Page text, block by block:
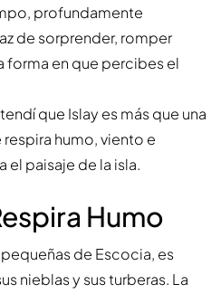
profundamente
de sorprender, romper
forma en que percibes el
que Islay es más que una
respira humo, viento e
el paisaje de la isla.
Humo
pequeñas de Escocia, es
nieblas y sus turberas. La